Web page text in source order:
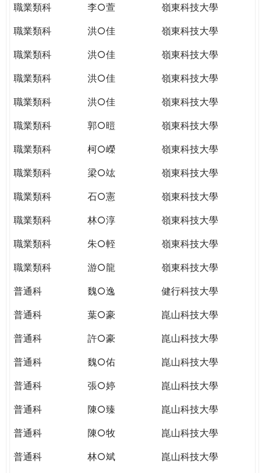
職業類科
李○萱
嶺東科技大學
職業類科
洪○佳
嶺東科技大學
職業類科
洪○佳
嶺東科技大學
職業類科
洪○佳
嶺東科技大學
職業類科
洪○佳
嶺東科技大學
職業類科
郭○暟
嶺東科技大學
職業類科
柯○嶸
嶺東科技大學
職業類科
梁○竑
嶺東科技大學
職業類科
石○憲
嶺東科技大學
職業類科
林○淳
嶺東科技大學
職業類科
朱○輊
嶺東科技大學
職業類科
游○龍
嶺東科技大學
普通科
魏○逸
健行科技大學
普通科
葉○豪
崑山科技大學
普通科
許○豪
崑山科技大學
普通科
魏○佑
崑山科技大學
普通科
張○婷
崑山科技大學
普通科
陳○臻
崑山科技大學
普通科
陳○牧
崑山科技大學
普通科
林○斌
崑山科技大學